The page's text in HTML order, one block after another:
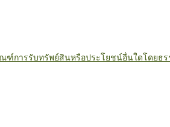
ณฑ์การรับทรัพย์สินหรือประโยชน์อื่นใดโดยธ